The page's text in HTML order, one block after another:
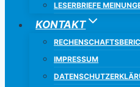
LESERBRIEFE
KONTAKT
IMPRESSUM